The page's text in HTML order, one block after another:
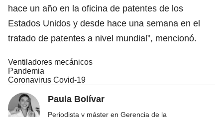
hace un año en la oficina de patentes de los
Estados Unidos y desde hace una semana en el
tratado de patentes a nivel mundial”, mencionó.
Ventiladores mecánicos
Pandemia
Coronavirus Covid-19
Paula Bolívar
Periodista y máster en Gerencia de la